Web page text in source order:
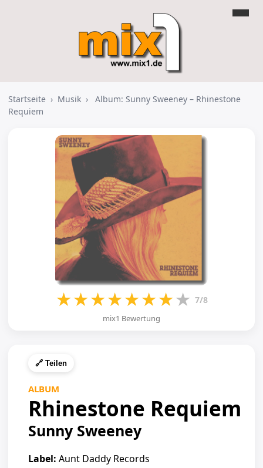
Startseite › Musik ›
Album: Sunny Sweeney – Rhinestone
Requiem
★★★★★★★★ 7/8
mix1 Bewertung
🔗 Teilen
ALBUM
Rhinestone Requiem
Sunny Sweeney
Label: Aunt Daddy Records